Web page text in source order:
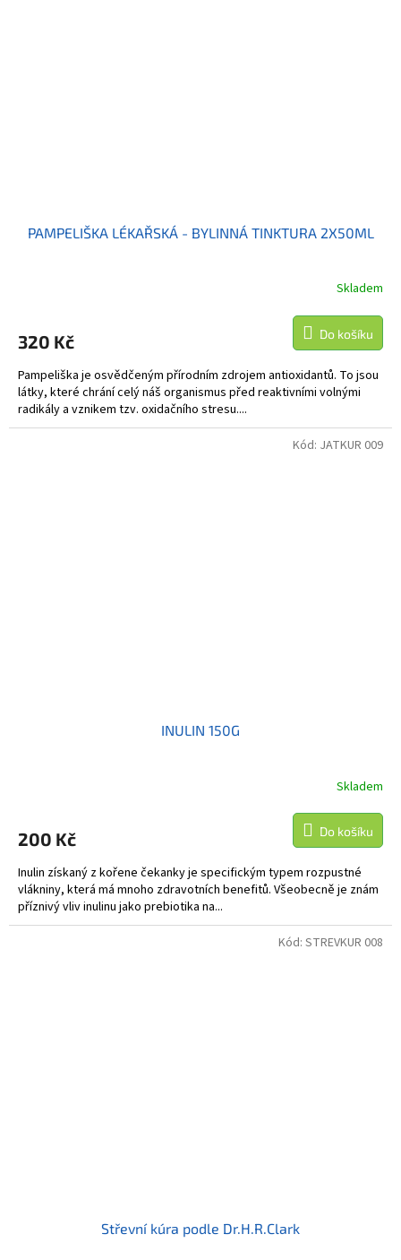
PAMPELIŠKA LÉKAŘSKÁ - BYLINNÁ TINKTURA 2X50ML
Skladem
320 Kč Do košíku
Pampeliška je osvědčeným přírodním zdrojem antioxidantů. To jsou
látky, které chrání celý náš organismus před reaktivními volnými
radikály a vznikem tzv. oxidačního stresu....
INULIN 150G
Skladem
200 Kč Do košíku
Inulin získaný z kořene čekanky je specifickým typem rozpustné
vlákniny, která má mnoho zdravotních benefitů. Všeobecně je znám
příznivý vliv inulinu jako prebiotika na...
Kód: JATKUR 009
Střevní kúra podle Dr.H.R.Clark
Kód: STREVKUR 008